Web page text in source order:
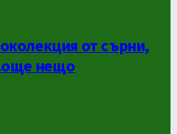
от сърни,
нещо